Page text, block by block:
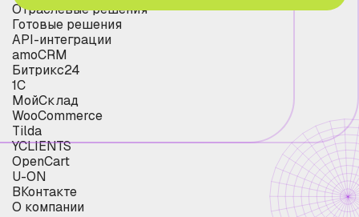
Отраслевые решения
Готовые решения
API-интеграции
amoCRM
Битрикс24
1С
МойСклад
WooCommerce
Tilda
YCLIENTS
OpenCart
U-ON
ВКонтакте
О компании